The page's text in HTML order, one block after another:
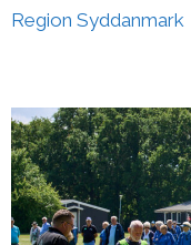
Region Syddanmark